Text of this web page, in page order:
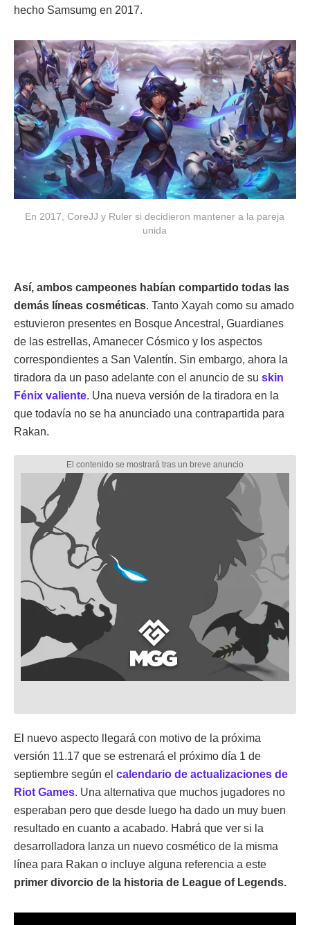
hecho Samsumg en 2017.
En 2017, CoreJJ y Ruler si decidieron mantener a la pareja
unida
Así, ambos campeones habían compartido todas las
demás líneas cosméticas. Tanto Xayah como su amado
estuvieron presentes en Bosque Ancestral, Guardianes
de las estrellas, Amanecer Cósmico y los aspectos
correspondientes a San Valentín. Sin embargo, ahora la
tiradora da un paso adelante con el anuncio de su skin
Fénix valiente. Una nueva versión de la tiradora en la
que todavía no se ha anunciado una contrapartida para
Rakan.
El nuevo aspecto llegará con motivo de la próxima
versión 11.17 que se estrenará el próximo día 1 de
septiembre según el calendario de actualizaciones de
Riot Games. Una alternativa que muchos jugadores no
esperaban pero que desde luego ha dado un muy buen
resultado en cuanto a acabado. Habrá que ver si la
desarrolladora lanza un nuevo cosmético de la misma
línea para Rakan o incluye alguna referencia a este
primer divorcio de la historia de League of Legends.